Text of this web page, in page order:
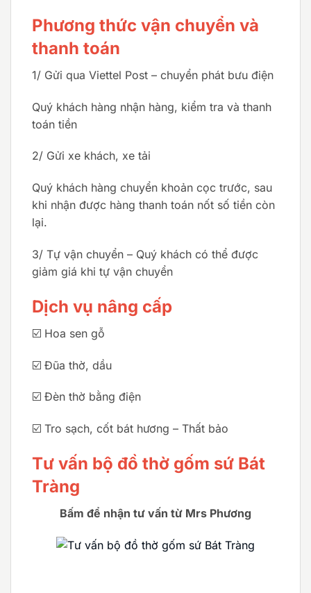
Phương thức vận chuyển và
thanh toán
1/ Gửi qua Viettel Post – chuyển phát bưu điện
Quý khách hàng nhận hàng, kiểm tra và thanh
toán tiền
2/ Gửi xe khách, xe tải
Quý khách hàng chuyển khoản cọc trước, sau
khi nhận được hàng thanh toán nốt số tiền còn
lại.
3/ Tự vận chuyển – Quý khách có thể được
giảm giá khi tự vận chuyển
Dịch vụ nâng cấp
☑️ Hoa sen gỗ
☑️ Đũa thờ, dầu
☑️ Đèn thờ bằng điện
☑️ Tro sạch, cốt bát hương – Thất bảo
Tư vấn bộ đồ thờ gốm sứ Bát
Tràng
Bấm để nhận tư vấn từ Mrs Phương